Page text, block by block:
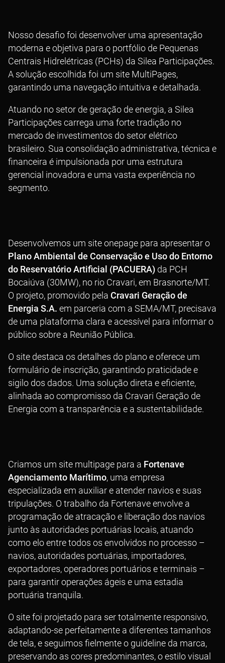
Nosso desafio foi desenvolver uma apresentação
moderna e objetiva para o portfólio de Pequenas
Centrais Hidrelétricas (PCHs) da Silea Participações.
A solução escolhida foi um site MultiPages,
garantindo uma navegação intuitiva e detalhada.
Atuando no setor de geração de energia, a Silea
Participações carrega uma forte tradição no
mercado de investimentos do setor elétrico
brasileiro. Sua consolidação administrativa, técnica e
financeira é impulsionada por uma estrutura
gerencial inovadora e uma vasta experiência no
segmento.
Desenvolvemos um site onepage para apresentar o
Plano Ambiental de Conservação e Uso do Entorno
do Reservatório Artificial (PACUERA) da PCH
Bocaiúva (30MW), no rio Cravari, em Brasnorte/MT.
O projeto, promovido pelaCravari Geração de
Energia S.A. em parceria com a SEMA/MT, precisava
de uma plataforma clara e acessível para informar o
público sobre a Reunião Pública.
O site destaca os detalhes do plano e oferece um
formulário de inscrição, garantindo praticidade e
sigilo dos dados. Uma solução direta e eficiente,
alinhada ao compromisso da Cravari Geração de
Energia com a transparência e a sustentabilidade.
Criamos um site multipage para a Fortenave
Agenciamento Marítimo, uma empresa
especializada em auxiliar e atender navios e suas
tripulações. O trabalho da Fortenave envolve a
programação de atracação e liberação dos navios
junto às autoridades portuárias locais, atuando
como elo entre todos os envolvidos no processo –
navios, autoridades portuárias, importadores,
exportadores, operadores portuários e terminais –
para garantir operações ágeis e uma estadia
portuária tranquila.
O site foi projetado para ser totalmente responsivo,
adaptando-se perfeitamente a diferentes tamanhos
de tela, e seguimos fielmente o guideline da marca,
preservando as cores predominantes, o estilo visual